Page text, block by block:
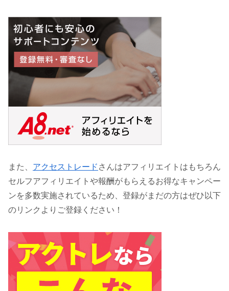
また、 アクセストレード さんはアフィリエイトはもちろん
セルフアフィリエイトや報酬がもらえるお得なキャンペー
ンを多数実施されているため、登録がまだの方はぜひ以下
のリンクよりご登録ください！